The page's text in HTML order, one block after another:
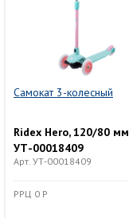
Самокат 3-колесный
Ridex Hero, 120/80 мм
УТ-00018409
Арт. УТ-00018409
РРЦ 0 Р